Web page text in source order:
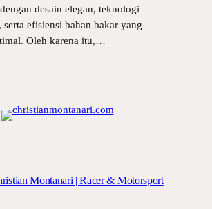
desain elegan, teknologi
serta efisiensi bahan bakar yang
Oleh karena itu,…
Montanari | Racer & Motorsport